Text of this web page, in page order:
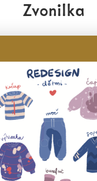
Zvonilka